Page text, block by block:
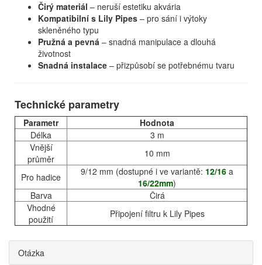
Čirý materiál – neruší estetiku akvária
Kompatibilní s Lily Pipes – pro sání i výtoky
skleněného typu
Pružná a pevná – snadná manipulace a dlouhá
životnost
Snadná instalace – přizpůsobí se potřebnému tvaru
Technické parametry
Parametr
Hodnota
Délka
3 m
Vnější
průměr
10 mm
Pro hadice 9/12 mm (dostupné i ve variantě: 12/16 a
16/22mm)
Barva
Čirá
Vhodné
použití
Připojení filtru k Lily Pipes
Otázka